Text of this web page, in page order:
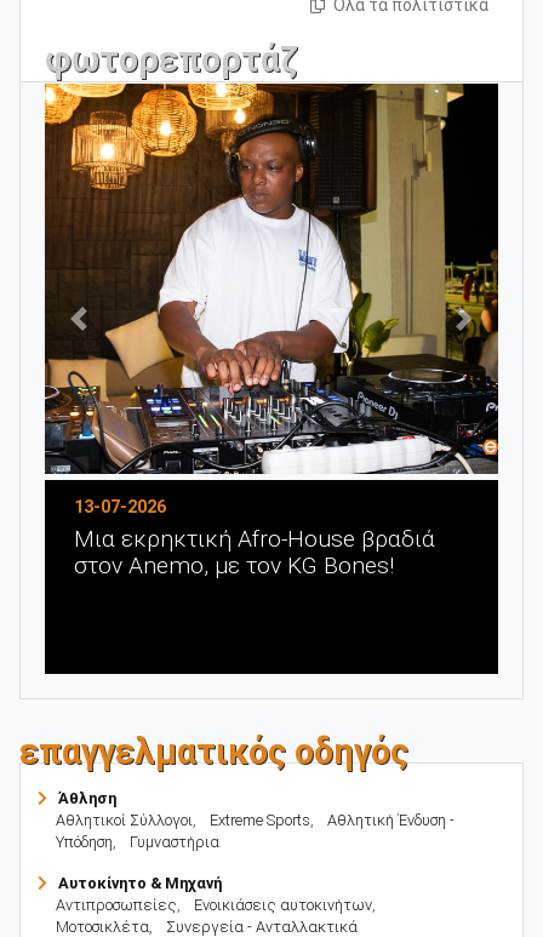
Όλα τα πολιτιστικά
φωτορεπορτάζ
13-07-2026
Μια εκρηκτική Afro-House βραδιά
στον Anemo, με τον KG Bones!
Προηγούμενο Επόμενο
επαγγελματικός οδηγός
Άθληση
Αθλητικοί Σύλλογοι, Extreme Sports,
Αθλητική Ένδυση -
Υπόδηση, Γυμναστήρια
Αυτοκίνητο & Μηχανή
Αντιπροσωπείες, Ενοικιάσεις αυτοκινήτων,
Μοτοσικλέτα, Συνεργεία - Ανταλλακτικά